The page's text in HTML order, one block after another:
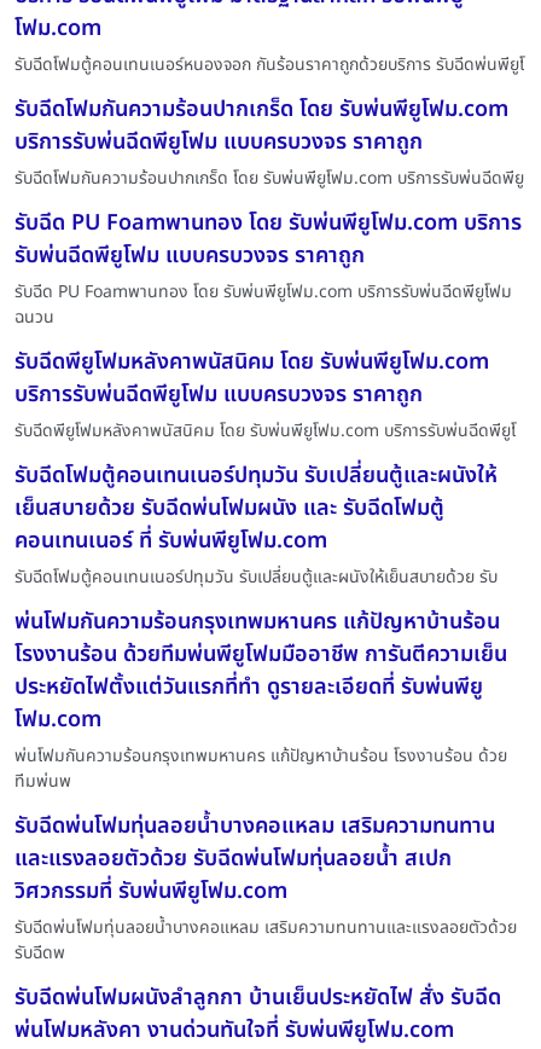
โฟม.com
รับฉีดโฟมตู้คอนเทนเนอร์หนองจอก กันร้อนราคาถูกด้วยบริการ รับฉีดพ่นพียูโ
รับฉีดโฟมกันความร้อนปากเกร็ด โดย รับพ่นพียูโฟม.com
บริการรับพ่นฉีดพียูโฟม แบบครบวงจร ราคาถูก
รับฉีดโฟมกันความร้อนปากเกร็ด โดย รับพ่นพียูโฟม.com บริการรับพ่นฉีดพียู
รับฉีด PU Foamพานทอง โดย รับพ่นพียูโฟม.com บริการ
รับพ่นฉีดพียูโฟม แบบครบวงจร ราคาถูก
รับฉีด PU Foamพานทอง โดย รับพ่นพียูโฟม.com บริการรับพ่นฉีดพียูโฟม
ฉนวน
รับฉีดพียูโฟมหลังคาพนัสนิคม โดย รับพ่นพียูโฟม.com
บริการรับพ่นฉีดพียูโฟม แบบครบวงจร ราคาถูก
รับฉีดพียูโฟมหลังคาพนัสนิคม โดย รับพ่นพียูโฟม.com บริการรับพ่นฉีดพียูโ
รับฉีดโฟมตู้คอนเทนเนอร์ปทุมวัน รับเปลี่ยนตู้และผนังให้
เย็นสบายด้วย รับฉีดพ่นโฟมผนัง และ รับฉีดโฟมตู้
คอนเทนเนอร์ ที่ รับพ่นพียูโฟม.com
รับฉีดโฟมตู้คอนเทนเนอร์ปทุมวัน รับเปลี่ยนตู้และผนังให้เย็นสบายด้วย รับ
พ่นโฟมกันความร้อนกรุงเทพมหานคร แก้ปัญหาบ้านร้อน
โรงงานร้อน ด้วยทีมพ่นพียูโฟมมืออาชีพ การันตีความเย็น
ประหยัดไฟตั้งแต่วันแรกที่ทำ ดูรายละเอียดที่ รับพ่นพียู
โฟม.com
พ่นโฟมกันความร้อนกรุงเทพมหานคร แก้ปัญหาบ้านร้อน โรงงานร้อน ด้วย
ทีมพ่นพ
รับฉีดพ่นโฟมทุ่นลอยน้ำบางคอแหลม เสริมความทนทาน
และแรงลอยตัวด้วย รับฉีดพ่นโฟมทุ่นลอยน้ำ สเปก
วิศวกรรมที่ รับพ่นพียูโฟม.com
รับฉีดพ่นโฟมทุ่นลอยน้ำบางคอแหลม เสริมความทนทานและแรงลอยตัวด้วย
รับฉีดพ
รับฉีดพ่นโฟมผนังลำลูกกา บ้านเย็นประหยัดไฟ สั่ง รับฉีด
พ่นโฟมหลังคา งานด่วนทันใจที่ รับพ่นพียูโฟม.com